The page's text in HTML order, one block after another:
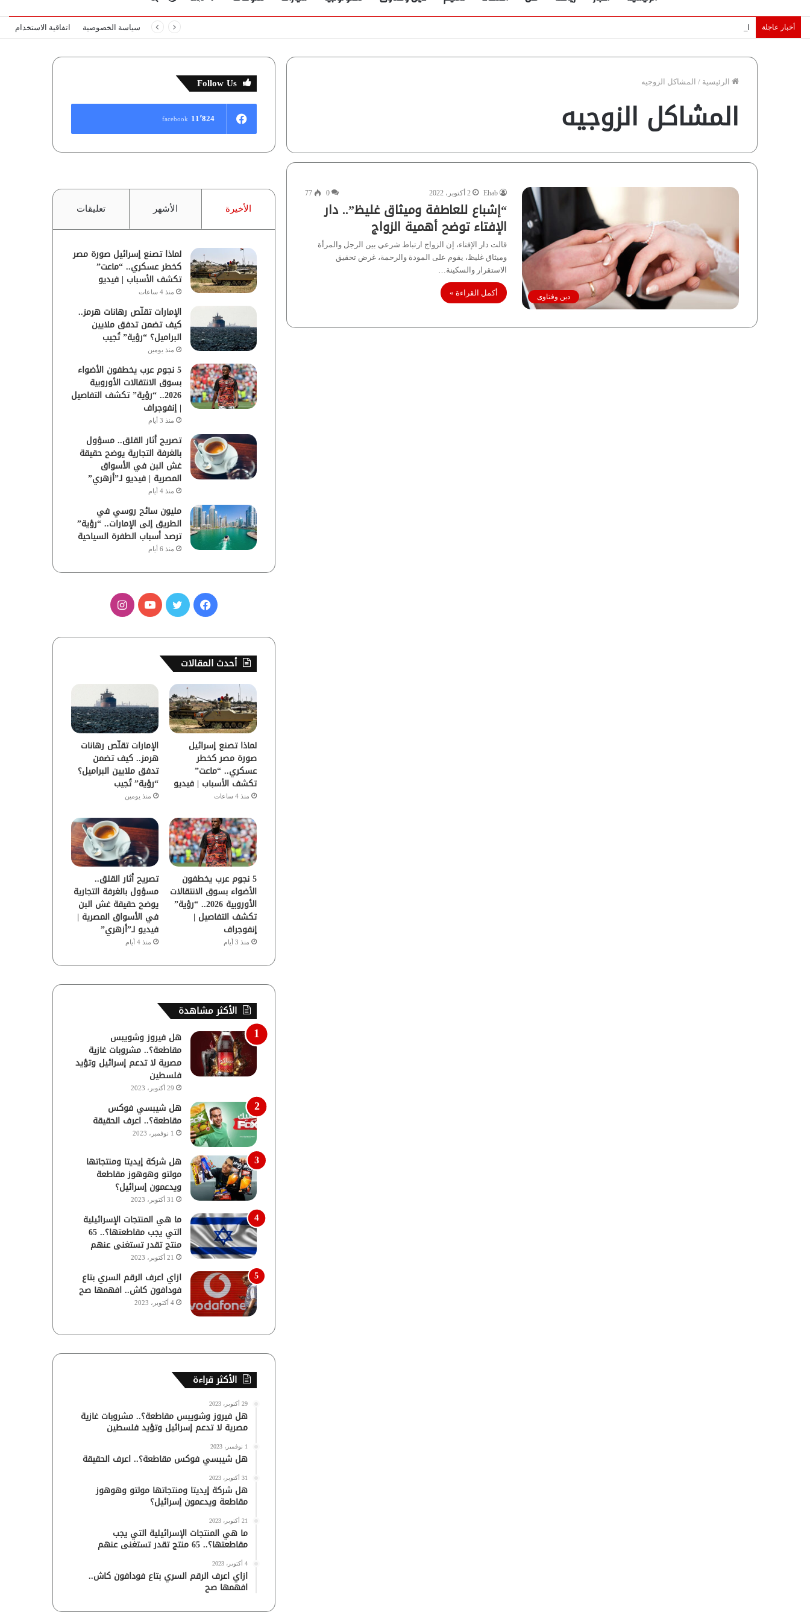
عنالمظلم
أخبار عاجلة سياسة الخصوصية اتفاقية الاستخدام
الرئيسية / المشاكل الزوجيه
المشاكل الزوجيه
دين وفتاوى
Ehab 2 أكتوبر، 2022 0
77
“إشباع للعاطفة وميثاق غليظ”.. دار
الإفتاء توضح أهمية الزواج
قالت دار الإفتاء، إن الزواج ارتباط شرعي بين الرجل والمرأة
وميثاق غليظ، يقوم على المودة والرحمة، غرض تحقيق
الاستقرار والسكينة…
أكمل القراءة »
Follow Us
11٬824 facebook
الأخيرة الأشهر تعليقات
لماذا تصنع إسرائيل صورة مصر
كخطر عسكري.. “ماعت”
تكشف الأسباب | فيديو
منذ 4 ساعات
الإمارات تقلّص رهانات هرمز..
كيف تضمن تدفق ملايين
البراميل؟ “رؤية” تُجيب
منذ يومين
5 نجوم عرب يخطفون الأضواء
بسوق الانتقالات الأوروبية
2026.. “رؤية” تكشف التفاصيل
| إنفوجراف
منذ 3 أيام
تصريح أثار القلق.. مسؤول
بالغرفة التجارية يوضح حقيقة
غش البن في الأسواق
المصرية | فيديو لـ”أزهري”
منذ 4 أيام
مليون سائح روسي في
الطريق إلى الإمارات.. “رؤية”
ترصد أسباب الطفرة السياحية
منذ 6 أيام
ف
س
و
ك
ي
ر
ب
ا
ق
ر
ا
م
أحدث المقالات
لماذا تصنع إسرائيل
صورة مصر كخطر
عسكري.. “ماعت”
تكشف الأسباب | فيديو
منذ 4 ساعات
الإمارات تقلّص رهانات
هرمز.. كيف تضمن
تدفق ملايين البراميل؟
“رؤية” تُجيب
منذ يومين
5 نجوم عرب يخطفون
الأضواء بسوق الانتقالات
الأوروبية 2026.. “رؤية”
تكشف التفاصيل |
إنفوجراف
منذ 3 أيام
تصريح أثار القلق..
مسؤول بالغرفة التجارية
يوضح حقيقة غش البن
في الأسواق المصرية |
فيديو لـ”أزهري”
منذ 4 أيام
الأكثر مشاهدة
هل فيروز وشويبس
مقاطعة؟.. مشروبات غازية
مصرية لا تدعم إسرائيل وتؤيد
فلسطين
29 أكتوبر، 2023
هل شيبسي فوكس
مقاطعة؟.. اعرف الحقيقة
1 نوفمبر، 2023
هل شركة إيديتا ومنتجاتها
مولتو وهوهوز مقاطعة
ويدعمون إسرائيل؟
31 أكتوبر، 2023
ما هي المنتجات الإسرائيلية
التي يجب مقاطعتها؟.. 65
منتج تقدر تستغنى عنهم
21 أكتوبر، 2023
ازاي اعرف الرقم السري بتاع
فودافون كاش.. افهمها صح
4 أكتوبر، 2023
الأكثر قراءة
29 أكتوبر، 2023
هل فيروز وشويبس مقاطعة؟.. مشروبات غازية
مصرية لا تدعم إسرائيل وتؤيد فلسطين
1 نوفمبر، 2023
هل شيبسي فوكس مقاطعة؟.. اعرف الحقيقة
31 أكتوبر، 2023
هل شركة إيديتا ومنتجاتها مولتو وهوهوز
مقاطعة ويدعمون إسرائيل؟
21 أكتوبر، 2023
ما هي المنتجات الإسرائيلية التي يجب
مقاطعتها؟.. 65 منتج تقدر تستغنى عنهم
4 أكتوبر، 2023
ازاي اعرف الرقم السري بتاع فودافون كاش..
افهمها صح